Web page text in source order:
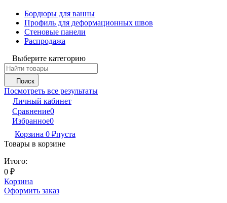
Бордюры для ванны
Профиль для деформационных швов
Стеновые панели
Распродажа
Выберите категорию
Поиск
Посмотреть все результаты
Личный кабинет
Сравнение0
Избранное0
Корзина 0 ₽пуста
Товары в корзине
Итого:
0 ₽
Корзина
Оформить заказ